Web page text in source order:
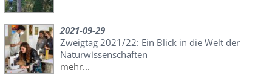
2021-09-29
Zweigtag 2021/22: Ein Blick in die Welt der
Naturwissenschaften
mehr...